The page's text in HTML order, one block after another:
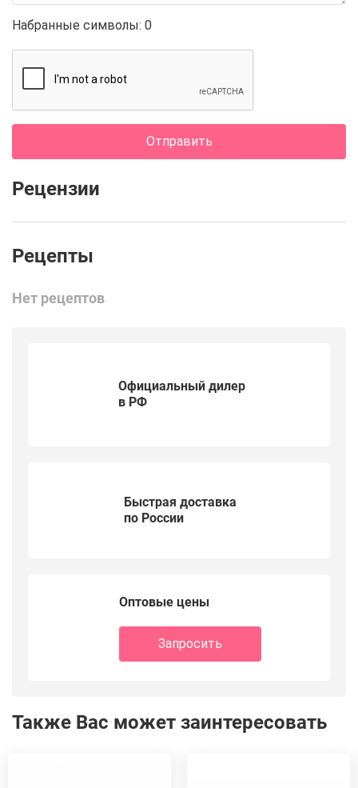
Набранные символы: 0
Отправить
Рецензии
Нет рецептов
Официальный дилер
в РФ
Быстрая доставка
по России
Оптовые цены
Запросить
Также Вас может заинтересовать